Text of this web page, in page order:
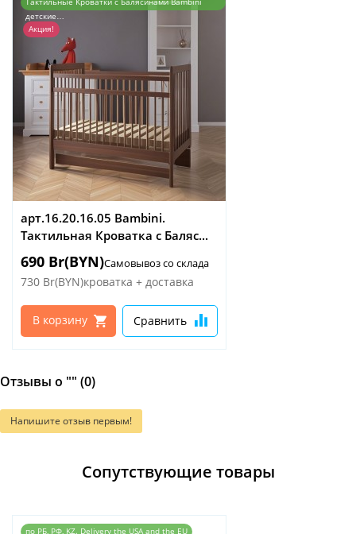
детские…
Акция!
арт.16.20.16.05 Bambini.
Тактильная Кроватка с Баляс...
690 Br(BYN)Самовывоз со склада
730 Br(BYN)кроватка + доставка
В корзину Сравнить
Отзывы о "" (0)
Напишите отзыв первым!
Сопутствующие товары
по РБ, РФ, KZ. Delivery the USA and the EU